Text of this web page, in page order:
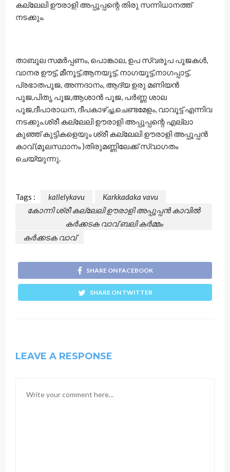
കല്ലേലി ഊരാളി അപ്പൂപ്പന്റെ തിരു സന്നിധാനത്ത്
നടക്കും.
താബൂല സമർപ്പണം, പൊങ്കാല, ഉപ സ്വരൂപ പൂജകൾ,
വാനര ഊട്ട്, മീനൂട്ട്,ആനയൂട്ട്, നാഗയൂട്ട്,നാഗപ്പാട്ട്,
പ്രഭാതപൂജ, അന്നദാനം, ആദ്യ ഉരു മണിയൻ
പൂജ,പിതൃ പൂജ,ആശാൻ പൂജ, പർണ്ണ ശാല
പൂജ,ദീപാരാധന, ദീപകാഴ്ച്ച,ചെണ്ടമേളം, വാവൂട്ട് എന്നിവ
നടക്കും.ശ്രീ കല്ലേലി ഊരാളി അപ്പൂപ്പന്റെ എല്ലാ
കുഞ്ഞ് കുട്ടികളെയും ശ്രീ കല്ലേലി ഊരാളി അപ്പൂപ്പൻ
കാവ് (മൂലസ്ഥാനം )തിരുമണ്ണിലേക്ക് സ്വാഗതം
ചെയ്യുന്നു.
Tags : kallelykavu
Karkkadaka vavu
കോന്നി ശ്രീ കല്ലേലി ഊരാളി അപ്പൂപ്പൻ കാവിൽ
കർക്കടക വാവ് ബലി കർമ്മം
കർക്കടക വാവ്
SHARE ON FACEBOOK
SHARE ON TWITTER
LEAVE A RESPONSE